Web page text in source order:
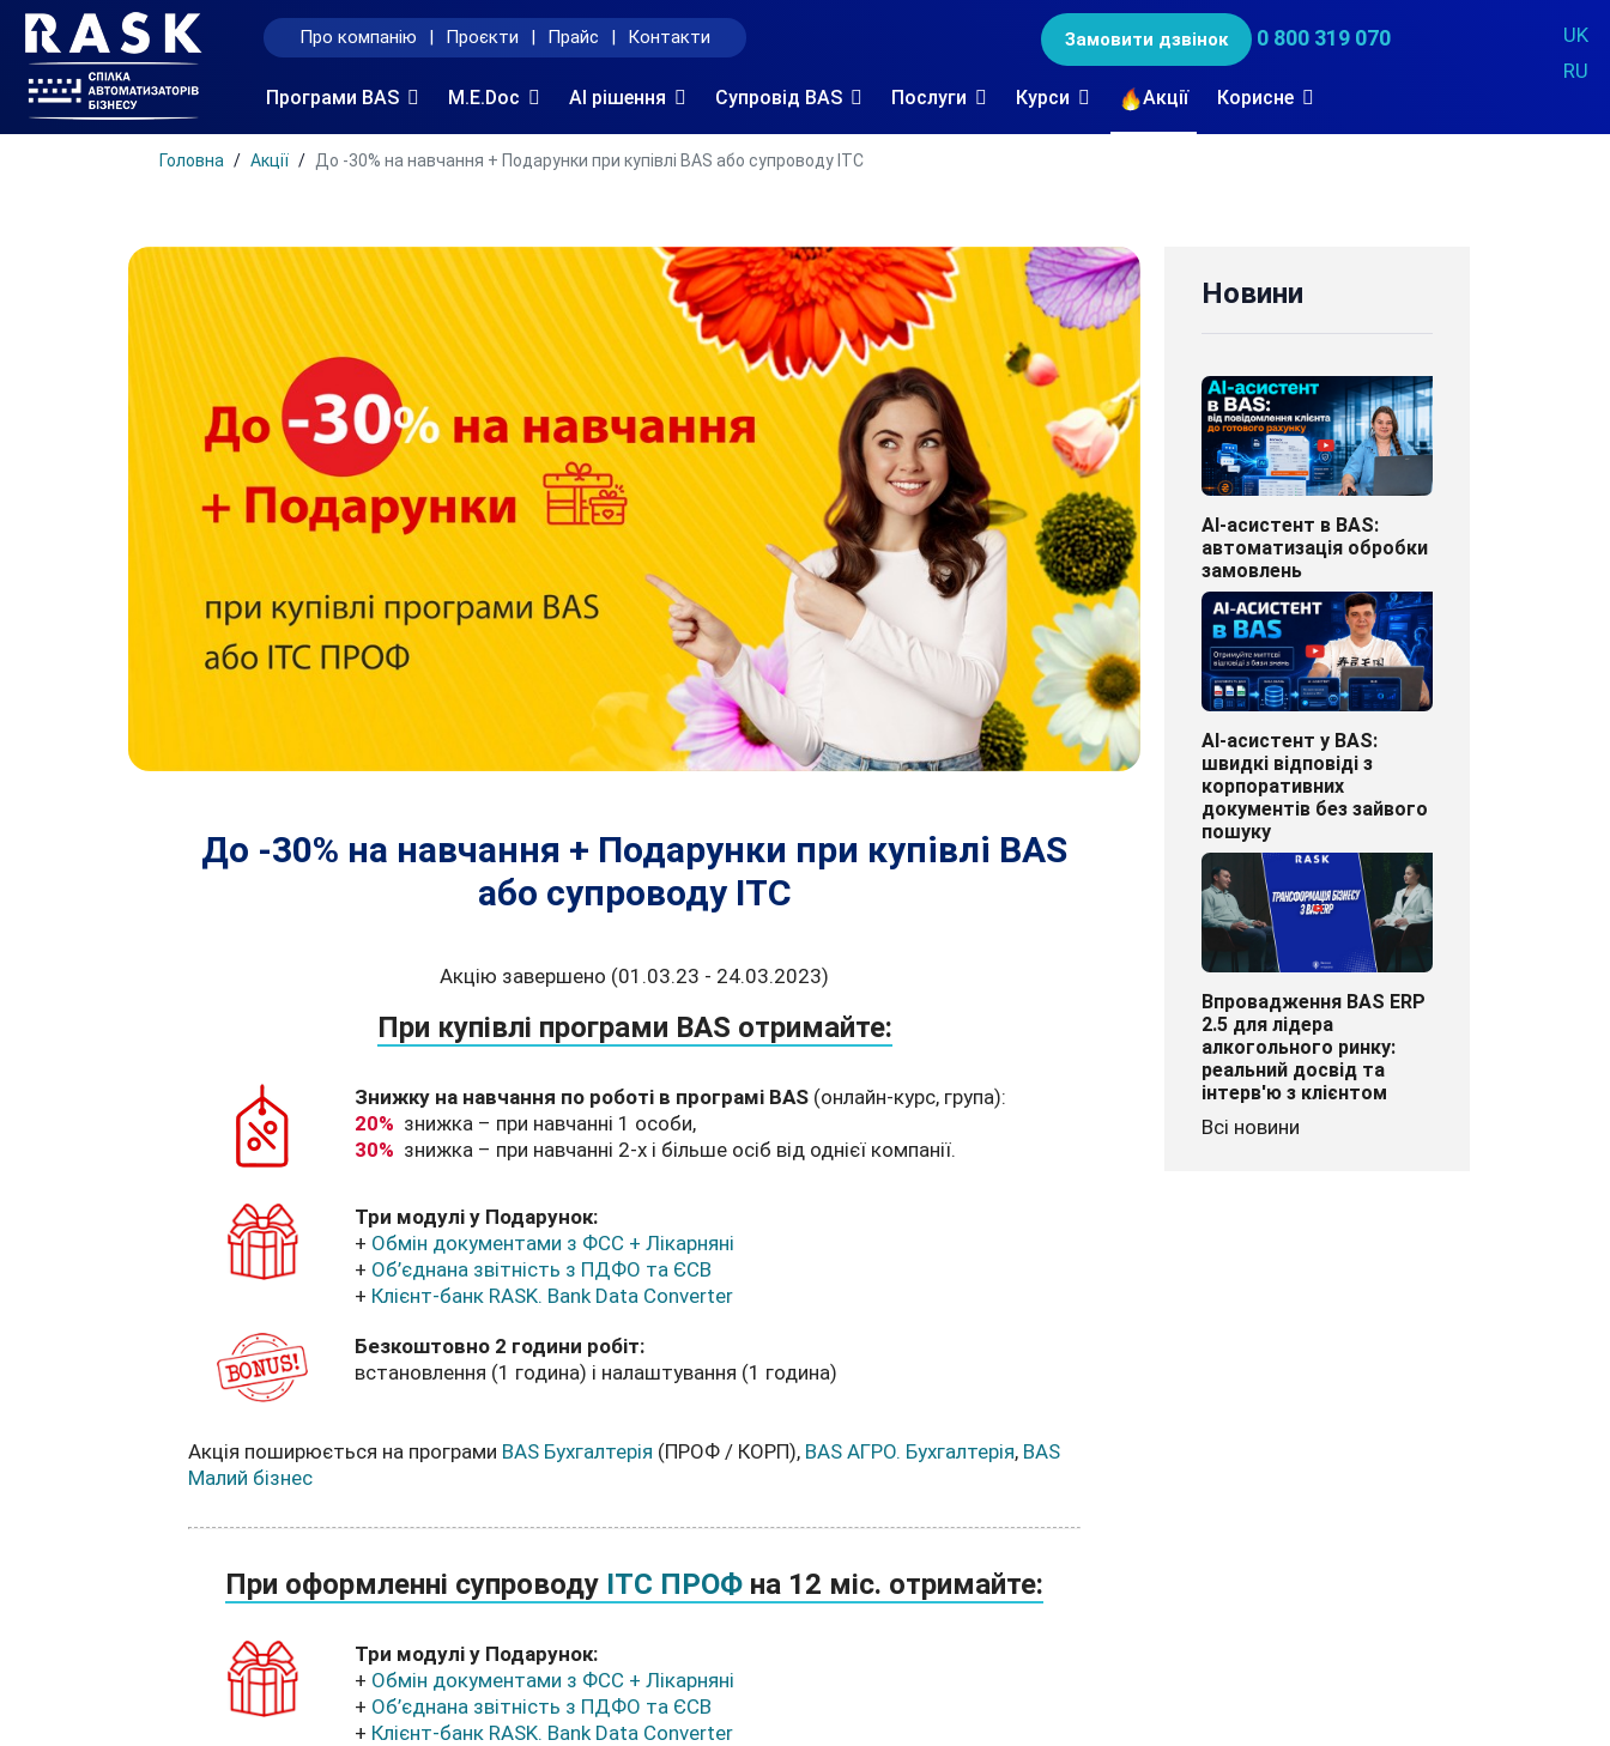
Про компанію | Проєкти | Прайс | Контакти Замовити дзвінок 0 800 319 070
UK
RU
Програми BAS M.E.Doc AI рішення Супровід BAS Послуги Курси Акції Корисне
Головна Акції До -30% на навчання + Подарунки при купівлі BAS або супроводу ІТС
До -30% на навчання + Подарунки при купівлі BAS
або супроводу ІТС
Акцію завершено (01.03.23 - 24.03.2023)
При купівлі програми BAS отримайте:
Знижку на навчання по роботі в програмі BAS (онлайн-курс, група):
20% знижка – при навчанні 1 особи,
30% знижка – при навчанні 2-х і більше осіб від однієї компанії.
Три модулі у Подарунок:
+ Обмін документами з ФСС + Лікарняні
+ Об’єднана звітність з ПДФО та ЄСВ
+ Клієнт-банк RASK. Bank Data Сonverter
Безкоштовно 2 години робіт:
встановлення (1 година) і налаштування (1 година)
Акція поширюється на програми BAS Бухгалтерія (ПРОФ / КОРП), BAS АГРО. Бухгалтерія, BAS
Малий бізнес
При оформленні супроводу ІТС ПРОФ на 12 міс. отримайте:
Три модулі у Подарунок:
+ Обмін документами з ФСС + Лікарняні
+ Об’єднана звітність з ПДФО та ЄСВ
+ Клієнт-банк RASK. Bank Data Сonverter
Новини
AI-асистент в BAS:
автоматизація обробки
замовлень
AI-асистент у BAS:
швидкі відповіді з
корпоративних
документів без зайвого
пошуку
Впровадження BAS ERP
2.5 для лідера
алкогольного ринку:
реальний досвід та
інтерв'ю з клієнтом
Всі новини